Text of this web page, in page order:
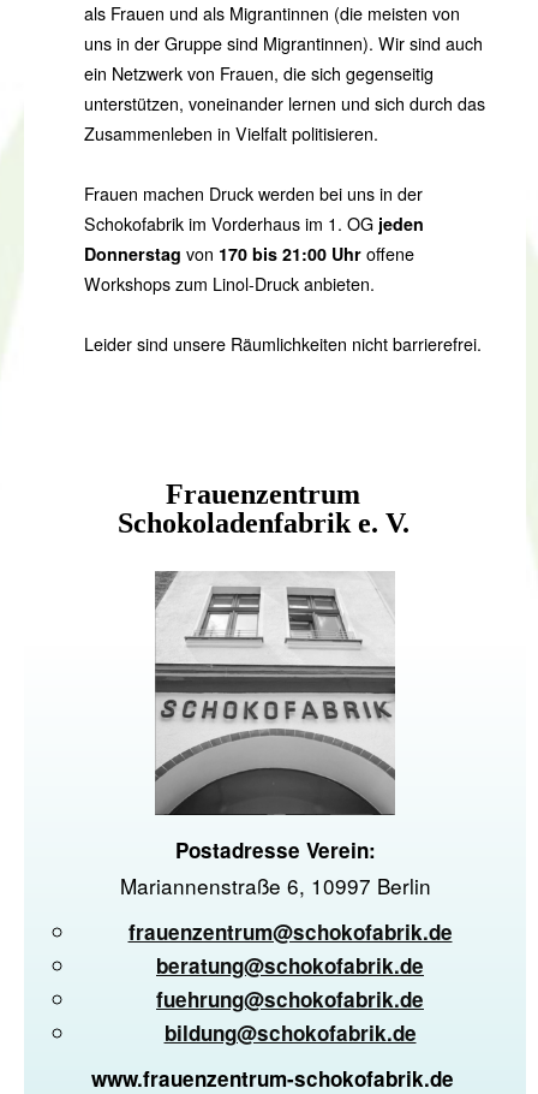
als Frauen und als Migrantinnen (die meisten von
uns in der Gruppe sind Migrantinnen). Wir sind auch
ein Netzwerk von Frauen, die sich gegenseitig
unterstützen, voneinander lernen und sich durch das
Zusammenleben in Vielfalt politisieren.
Frauen machen Druck werden bei uns in der
Schokofabrik im Vorderhaus im 1. OG jeden
Donnerstag von 170 bis 21:00 Uhr offene
Workshops zum Linol-Druck anbieten.
Leider sind unsere Räumlichkeiten nicht barrierefrei.
Frauenzentrum
Schokoladenfabrik e. V.
Postadresse Verein:
Mariannenstraße 6, 10997 Berlin
frauenzentrum@schokofabrik.de
beratung@schokofabrik.de
fuehrung@schokofabrik.de
bildung@schokofabrik.de
www.frauenzentrum-schokofabrik.de